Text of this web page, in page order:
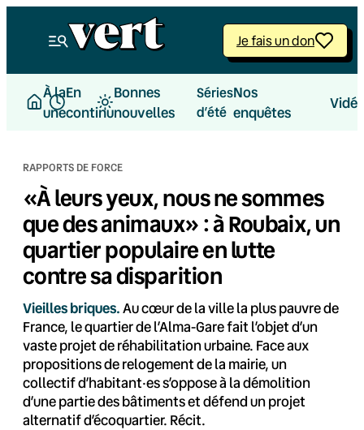
Je fais un don
À la
une
En
continu
Bonnes
nouvelles
Séries
d’été
Nos
enquêtes
RAPPORTS DE FORCE
«À leurs yeux, nous ne sommes
que des animaux» : à Roubaix, un
quartier populaire en lutte
contre sa disparition
Vieilles briques.Au cœur de la ville la plus pauvre de
France, le quartier de l’Alma-Gare fait l’objet d’un
vaste projet de réhabilitation urbaine. Face aux
propositions de relogement de la mairie, un
collectif d’habitant·es s’oppose à la démolition
d’une partie des bâtiments et défend un projet
alternatif d’écoquartier. Récit.